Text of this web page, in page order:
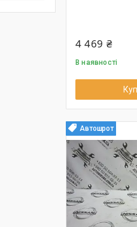
4 469 ₴
В наявності
Автошрот